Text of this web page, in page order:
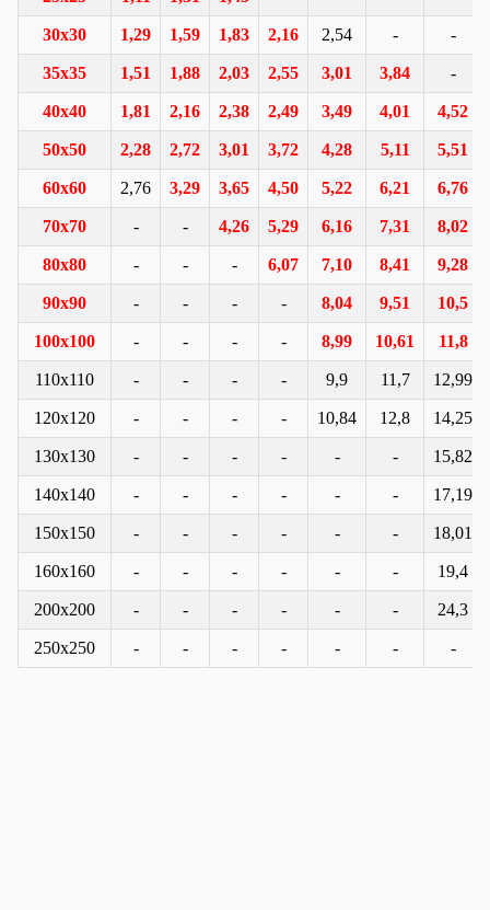
30x30 1,29 1,59 1,83 2,16 2,54 - -
35x35 1,51 1,88 2,03 2,55 3,01 3,84 -
40x40 1,81 2,16 2,38 2,49 3,49 4,01 4,52
50x50 2,28 2,72 3,01 3,72 4,28 5,11 5,51
60x60 2,76 3,29 3,65 4,50 5,22 6,21 6,76
70x70 - - 4,26 5,29 6,16 7,31 8,02
80x80 - - - 6,07 7,10 8,41 9,28
90x90 - - - - 8,04 9,51 10,5
100x100 - - - - 8,99 10,61 11,8
110x110 - - - - 9,9 11,7 12,99
120x120 - - - - 10,84 12,8 14,25
130x130 - - - - - - 15,82
140x140 - - - - - - 17,19
150x150 - - - - - - 18,01
160x160 - - - - - - 19,4
200x200 - - - - - - 24,3
250x250 - - - - - - -